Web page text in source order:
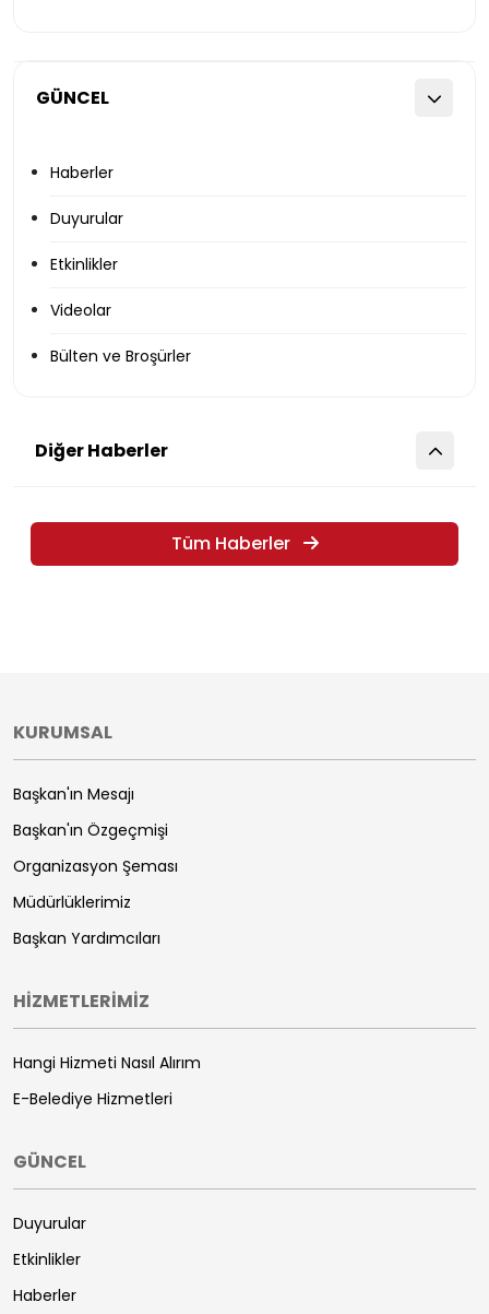
GÜNCEL
Haberler
Duyurular
Etkinlikler
Videolar
Bülten ve Broşürler
Diğer Haberler
Tüm Haberler
KURUMSAL
Başkan'ın Mesajı
Başkan'ın Özgeçmişi
Organizasyon Şeması
Müdürlüklerimiz
Başkan Yardımcıları
HİZMETLERİMİZ
Hangi Hizmeti Nasıl Alırım
E-Belediye Hizmetleri
GÜNCEL
Duyurular
Etkinlikler
Haberler